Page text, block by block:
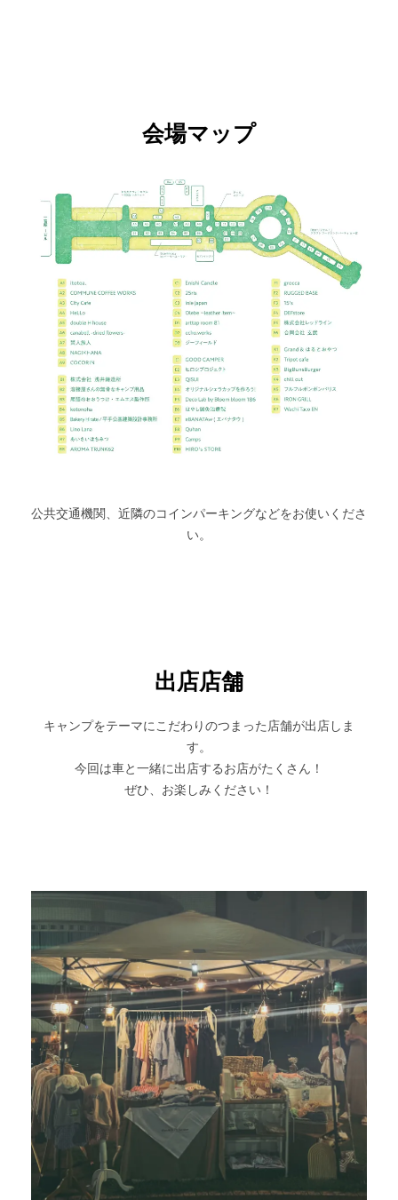
会場マップ
公共交通機関、近隣のコインパーキングなどをお使いくださ
い。
出店店舗
キャンプをテーマにこだわりのつまった店舗が出店しま
す。
今回は車と一緒に出店するお店がたくさん！
ぜひ、お楽しみください！